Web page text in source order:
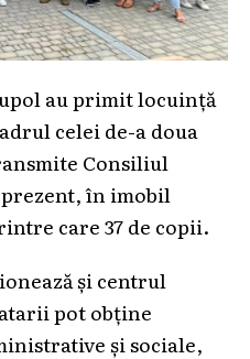
au primit locuință
celei de-a doua
Consiliul
în imobil
care 37 de copii.
și centrul
pot obține
și sociale,